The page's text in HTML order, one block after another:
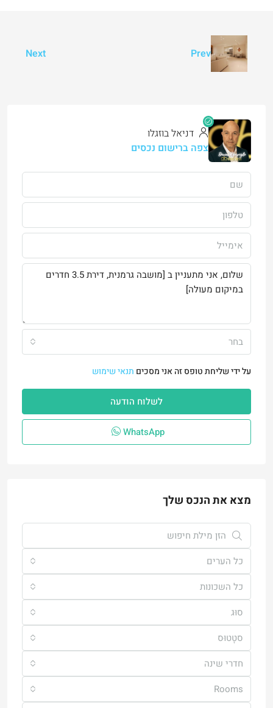
Prev
Next
דניאל בוזגלו
צפה ברישום נכסים
בחר
על ידי שליחת טופס זה אני מסכים תנאי שימוש
לשלוח הודעה
WhatsApp
מצא את הנכס שלך
כל הערים
כל השכונות
סוּג
סטָטוּס
חדרי שינה
Rooms